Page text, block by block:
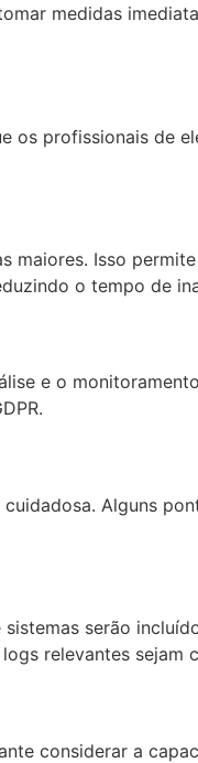
medidas
os profissionais de
maiores. Isso
o tempo de
e o
Alguns
serão
relevantes sejam
considerar a